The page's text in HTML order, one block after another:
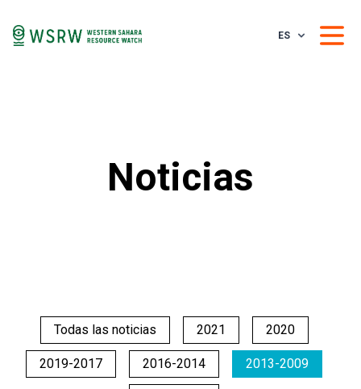
ES
Noticias
Todas las noticias 2021 2020
2019-2017 2016-2014 2013-2009